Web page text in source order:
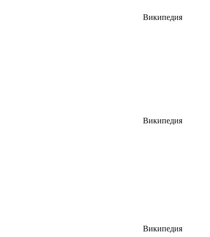
Википедия
Википедия
Википедия